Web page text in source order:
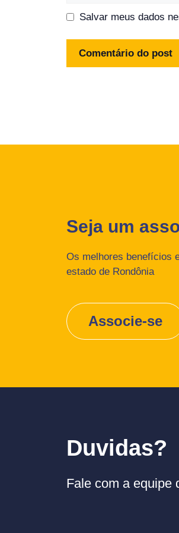
Salvar meus dados
Seja um
Os melhores benefícios
estado de Rondônia
Associe-se
Duvidas?
Fale com a equipe